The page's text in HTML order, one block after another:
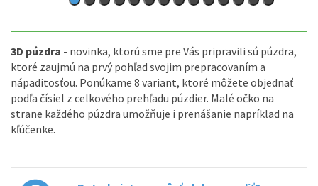
3D púzdra - novinka, ktorú sme pre Vás pripravili sú púzdra,
ktoré zaujmú na prvý pohľad svojim prepracovaním a
nápaditosťou. Ponúkame 8 variant, ktoré môžete objednať
podľa čísiel z celkového prehľadu púzdier. Malé očko na
strane každého púzdra umožňuje i prenášanie napríklad na
kľúčenke.